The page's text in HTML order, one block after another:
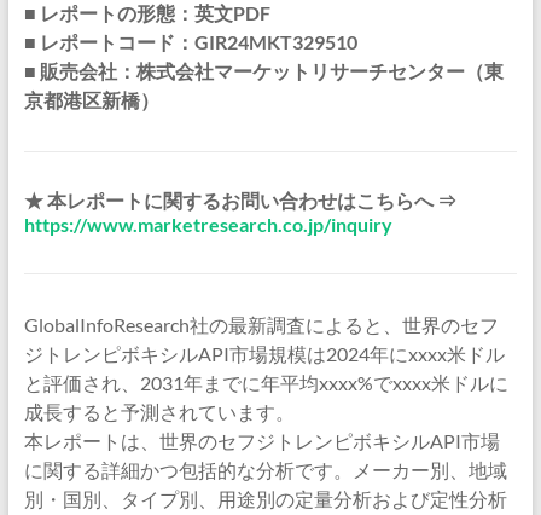
■ レポートの形態：英文PDF
■ レポートコード：GIR24MKT329510
■ 販売会社：株式会社マーケットリサーチセンター（東
京都港区新橋）
★ 本レポートに関するお問い合わせはこちらへ ⇒
https://www.marketresearch.co.jp/inquiry
GlobalInfoResearch社の最新調査によると、世界のセフ
ジトレンピボキシルAPI市場規模は2024年にxxxx米ドル
と評価され、2031年までに年平均xxxx%でxxxx米ドルに
成長すると予測されています。
本レポートは、世界のセフジトレンピボキシルAPI市場
に関する詳細かつ包括的な分析です。メーカー別、地域
別・国別、タイプ別、用途別の定量分析および定性分析